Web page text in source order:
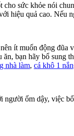
sức khỏe nói
hiệu quả cao. Nếu
ít muốn động đũa
ăn, bạn hãy bổ
nhà làm, cá khô 1
ốm dậy, việc